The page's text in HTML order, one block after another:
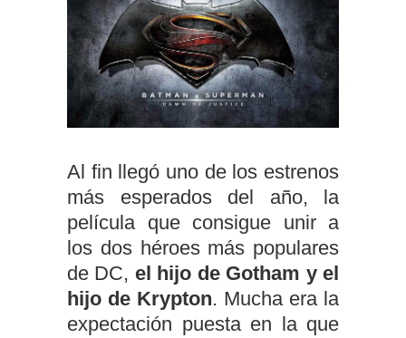
Al fin llegó uno de los estrenos
más esperados del año, la
película que consigue unir a
los dos héroes más populares
de DC, el hijo de Gotham y el
hijo de Krypton. Mucha era la
expectación puesta en la que